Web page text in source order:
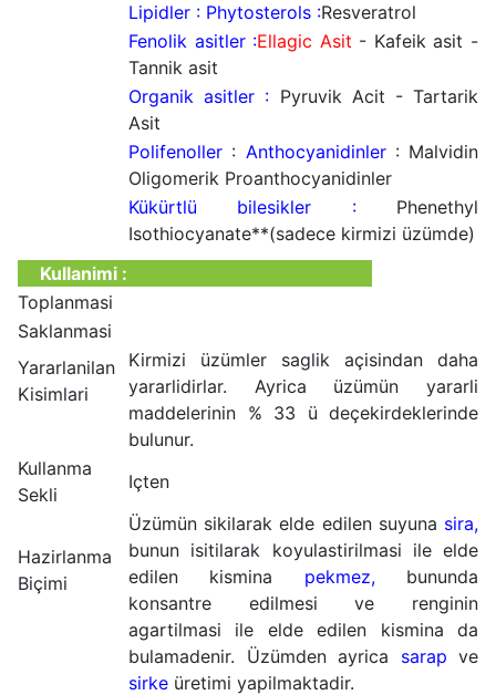
Lipidler : Phytosterols :Resveratrol
Fenolik asitler :Ellagic Asit - Kafeik asit -
Tannik asit
Organik asitler : Pyruvik Acit - Tartarik
Asit
Polifenoller : Anthocyanidinler: Malvidin
Oligomerik Proanthocyanidinler
Kükürtlü bilesikler :Phenethyl
Isothiocyanate**(sadece kirmizi üzümde)
Kullanimi :
Toplanmasi
Saklanmasi
Yararlanilan
Kisimlari
Kirmizi üzümler saglik açisindan daha
yararlidirlar. Ayrica üzümün yararli
maddelerinin % 33 ü deçekirdeklerinde
bulunur.
Kullanma
Sekli
Içten
Hazirlanma
Biçimi
Üzümün sikilarak elde edilen suyuna sira,
bunun isitilarak koyulastirilmasi ile elde
edilen kismina pekmez,bununda
konsantre edilmesi ve renginin
agartilmasi ile elde edilen kismina da
bulamadenir. Üzümden ayrica sarap ve
sirke üretimi yapilmaktadir.